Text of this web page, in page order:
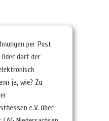
per Post
Oder darf der
ja, wie? Zu
e.V. über